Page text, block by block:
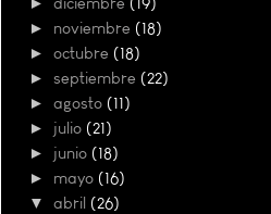
► noviembre (18)
► octubre (18)
► septiembre (22)
► agosto (11)
► julio (21)
► junio (18)
► mayo (16)
▼ abril (26)